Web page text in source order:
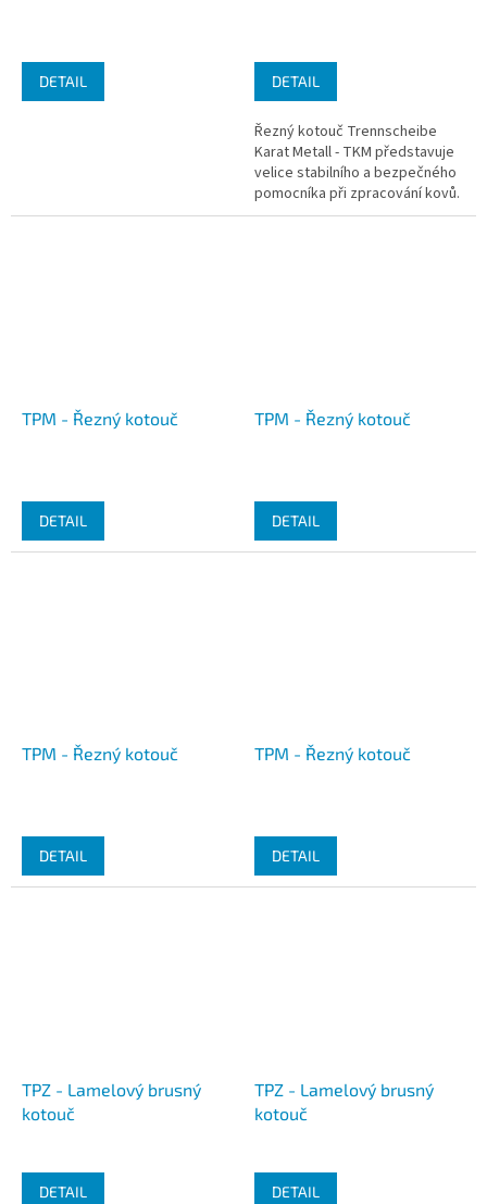
DETAIL DETAIL
Řezný kotouč Trennscheibe
Karat Metall - TKM představuje
velice stabilního a bezpečného
pomocníka při zpracování kovů.
Vyznačuje se dlouhou životností
TPM - Řezný kotouč
DETAIL
TPM - Řezný kotouč
DETAIL
TPM - Řezný kotouč
DETAIL
TPM - Řezný kotouč
DETAIL
TPZ - Lamelový brusný
kotouč
DETAIL
TPZ - Lamelový brusný
kotouč
DETAIL